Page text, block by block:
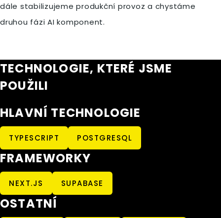
dále stabilizujeme produkční provoz a chystáme
druhou fázi AI komponent.
TECHNOLOGIE, KTERÉ JSME
POUŽILI
HLAVNÍ TECHNOLOGIE
TYPESCRIPT POSTGRESQL
FRAMEWORKY
NEXT.JS SUPABASE
OSTATNÍ